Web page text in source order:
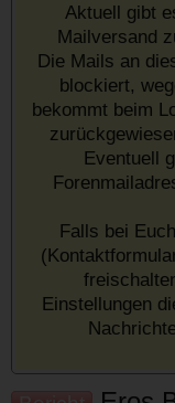
Aktuell gibt
Mailversand
Die Mails an
blockiert,
bekommt beim
Eventuell
Falls bei
Einstellungen